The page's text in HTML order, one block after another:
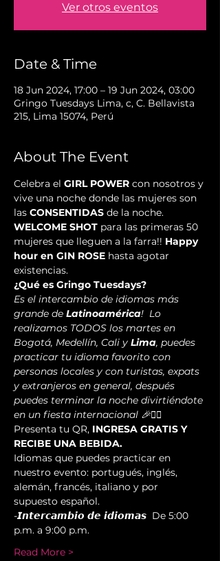
Ver otros eventos
Date & Time
18 Jun 2024, 17:00 – 19 Jun 2024, 03:00
Gringo Tuesdays Lima, c, C. Bellavista
215, Lima 15074, Perú
About The Event
Celebra el GIRL POWER con nosotros y
vive una noche donde las mujeres son
las CONSENTIDAS de la noche.
WELCOME SHOT para las primeras 50
mujeres que lleguen a la farra!! Happy
hour en GIN ROSE hasta agotar
existencias.
¿Qué es Gringo Tuesdays?
Es el intercambio de idiomas más
grande de Latinoamérica!  Lo
realizamos TODOS los martes en
Bogotá, Medellín, Cali y Lima, puedes
practicar tu idioma favorito con
personas locales y con turistas, expats
y extranjeros en general, después
puedes terminar la noche divirtiéndote
en un fiesta internacional 🎉✌🏻️
Presenta tu QR, INGRESA GRATIS Y
RECIBE UNA BEBIDA.
Idiomas que puedes practicar en
nuestro evento: portugués, inglés,
alemán, francés, italiano y por
supuesto español.
-𝙄𝙣𝙩𝙚𝙧𝙘𝙖𝙢𝙗𝙞𝙤 𝙙𝙚 𝙞𝙙𝙞𝙤𝙢𝙖𝙨  De 5:00
p.m. a 9:00 p.m.
Read More >